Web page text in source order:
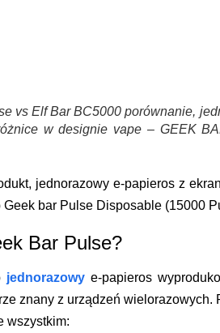
vs Elf Bar BC5000 porównanie,
w designie vape – GEEK
jednorazowy e-papieros z
Geek bar Pulse Disposable (15000
Bar Pulse?
jednorazowye-papieros
znany z urządzeń
wszystkim: